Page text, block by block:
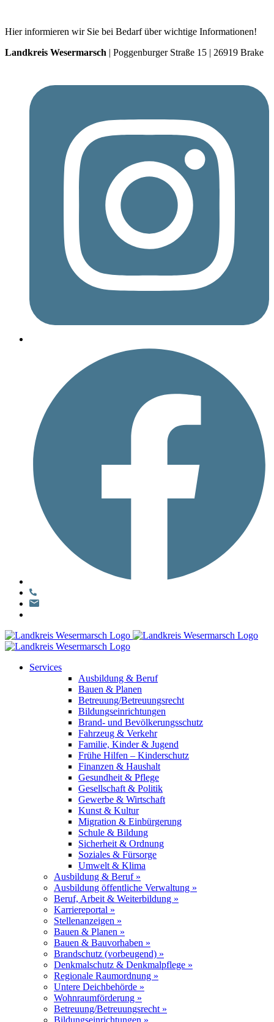
Hier informieren wir Sie bei Bedarf über wichtige Informationen!
Landkreis Wesermarsch | Poggenburger Straße 15 | 26919 Brake
Services
Ausbildung & Beruf
Bauen & Planen
Betreuung/Betreuungsrecht
Bildungseinrichtungen
Brand- und Bevölkerungsschutz
Fahrzeug & Verkehr
Familie, Kinder & Jugend
Frühe Hilfen – Kinderschutz
Finanzen & Haushalt
Gesundheit & Pflege
Gesellschaft & Politik
Gewerbe & Wirtschaft
Kunst & Kultur
Migration & Einbürgerung
Schule & Bildung
Sicherheit & Ordnung
Soziales & Fürsorge
Umwelt & Klima
Ausbildung & Beruf »
Ausbildung öffentliche Verwaltung »
Beruf, Arbeit & Weiterbildung »
Karriereportal »
Stellenanzeigen »
Bauen & Planen »
Bauen & Bauvorhaben »
Brandschutz (vorbeugend) »
Denkmalschutz & Denkmalpflege »
Regionale Raumordnung »
Untere Deichbehörde »
Wohnraumförderung »
Betreuung/Betreuungsrecht »
Bildungseinrichtungen »